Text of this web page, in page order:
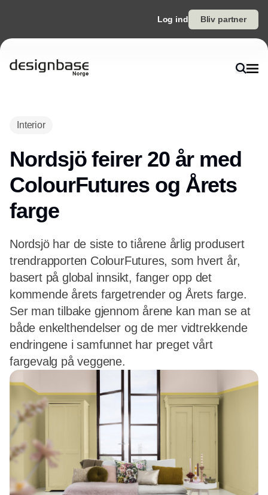
Log ind Bliv partner
Interior
Nordsjö feirer 20 år med
ColourFutures og Årets
farge
Nordsjö har de siste to tiårene årlig produsert
trendrapporten ColourFutures, som hvert år,
basert på global innsikt, fanger opp det
kommende årets fargetrender og Årets farge.
Ser man tilbake gjennom årene kan man se at
både enkelthendelser og de mer vidtrekkende
endringene i samfunnet har preget vårt
fargevalg på veggene.